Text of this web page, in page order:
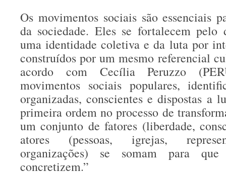
Os movimentos sociais são essenciais
da sociedade. Eles se fortalecem pelo
uma identidade coletiva e da luta por
construídos por um mesmo referencial
acordo com Cecília Peruzzo
movimentos sociais populares,
organizadas, conscientes e dispostas a
primeira ordem no processo de
um conjunto de fatores (liberdade,
atores (pessoas, igrejas,
organizações) se somam para
concretizem.”